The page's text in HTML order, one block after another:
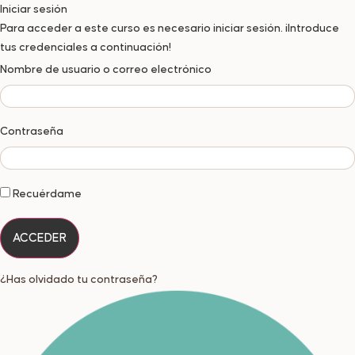
Iniciar sesión
Para acceder a este curso es necesario iniciar sesión. ¡Introduce
tus credenciales a continuación!
Nombre de usuario o correo electrónico
Contraseña
Recuérdame
¿Has olvidado tu contraseña?